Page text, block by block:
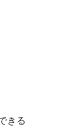
きる